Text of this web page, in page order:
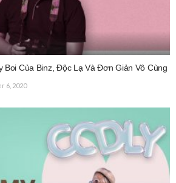
Boi Của Binz, Độc Lạ Và Đơn Giản Vô Cùng
6, 2020